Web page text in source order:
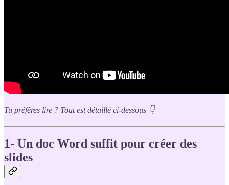
Tu préfères lire ? Tout est détaillé ci-dessous 👇
1- Un doc Word suffit pour créer des
slides